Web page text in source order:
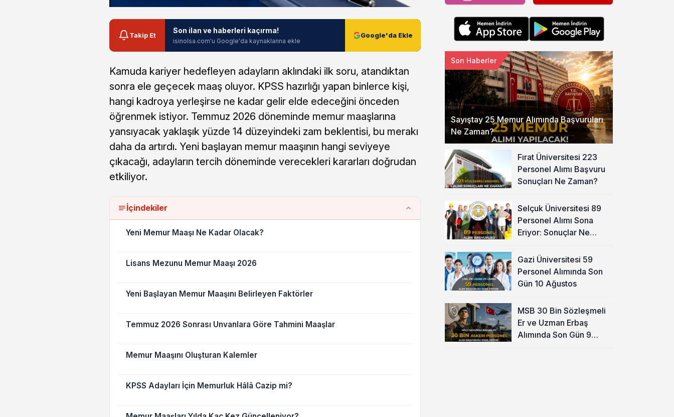
Takip Et
Son ilan ve haberleri kaçırma!
isinolsa.com'u Google'da kaynaklarına ekle
Google'da Ekle
Kamuda kariyer hedefleyen adayların aklındaki ilk soru, atandıktan
sonra ele geçecek maaş oluyor. KPSS hazırlığı yapan binlerce kişi,
hangi kadroya yerleşirse ne kadar gelir elde edeceğini önceden
öğrenmek istiyor. Temmuz 2026 döneminde memur maaşlarına
yansıyacak yaklaşık yüzde 14 düzeyindeki zam beklentisi, bu merakı
daha da artırdı. Yeni başlayan memur maaşının hangi seviyeye
çıkacağı, adayların tercih döneminde verecekleri kararları doğrudan
etkiliyor.
İçindekiler
Yeni Memur Maaşı Ne Kadar Olacak?
Lisans Mezunu Memur Maaşı 2026
Yeni Başlayan Memur Maaşını Belirleyen Faktörler
Temmuz 2026 Sonrası Unvanlara Göre Tahmini Maaşlar
Memur Maaşını Oluşturan Kalemler
KPSS Adayları İçin Memurluk Hâlâ Cazip mi?
Sayıştay 25 Memur Alımında Başvuruları
Ne Zaman?
Son Haberler
Fırat Üniversitesi 223
Personel Alımı Başvuru
Sonuçları Ne Zaman?
Selçuk Üniversitesi 89
Personel Alımı Sona
Eriyor: Sonuçlar Ne
Gazi Üniversitesi 59
Personel Alımında Son
Gün 10 Ağustos
MSB 30 Bin Sözleşmeli
Er ve Uzman Erbaş
Alımında Son Gün 9